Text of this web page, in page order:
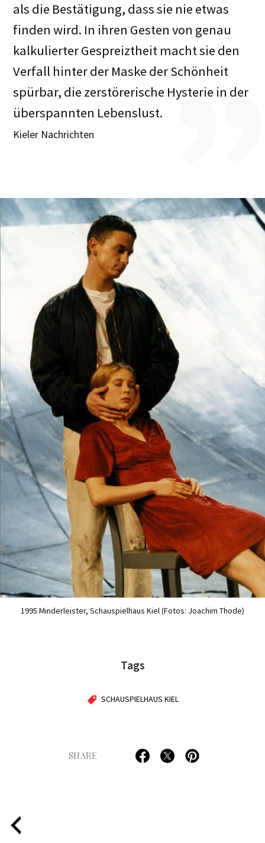
als die Bestätigung, dass sie nie etwas
finden wird. In ihren Gesten von genau
kalkulierter Gespreiztheit macht sie den
Verfall hinter der Maske der Schönheit
spürbar, die zerstörerische Hysterie in der
überspannten Lebenslust.
Kieler Nachrichten
1995 Minderleister, Schauspielhaus Kiel (Fotos: Joachim Thode)
Tags
SCHAUSPIELHAUS KIEL
SHARE